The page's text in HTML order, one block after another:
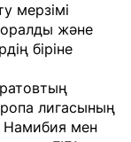
мерзімі
және
біріне
лигасының
Намибия мен